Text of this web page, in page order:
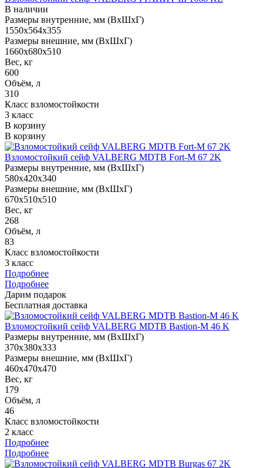
В наличии
Размеры внутренние, мм (ВхШхГ)
1550x564x355
Размеры внешние, мм (ВхШхГ)
1660x680x510
Вес, кг
600
Объём, л
310
Класс взломостойкости
3 класс
В корзину
В корзину
Взломостойкий сейф VALBERG MDTB Fort-M 67 2K
Размеры внутренние, мм (ВхШхГ)
580x420x340
Размеры внешние, мм (ВхШхГ)
670x510x510
Вес, кг
268
Объём, л
83
Класс взломостойкости
3 класс
Подробнее
Подробнее
Дарим подарок
Бесплатная доставка
Взломостойкий сейф VALBERG MDTB Bastion-M 46 K
Размеры внутренние, мм (ВхШхГ)
370x380x333
Размеры внешние, мм (ВхШхГ)
460x470x470
Вес, кг
179
Объём, л
46
Класс взломостойкости
2 класс
Подробнее
Подробнее